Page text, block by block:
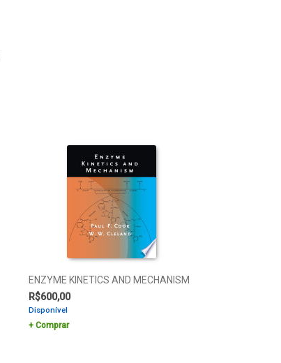
ENZYME KINETICS AND MECHANISM
R$600,00
Disponível
Comprar